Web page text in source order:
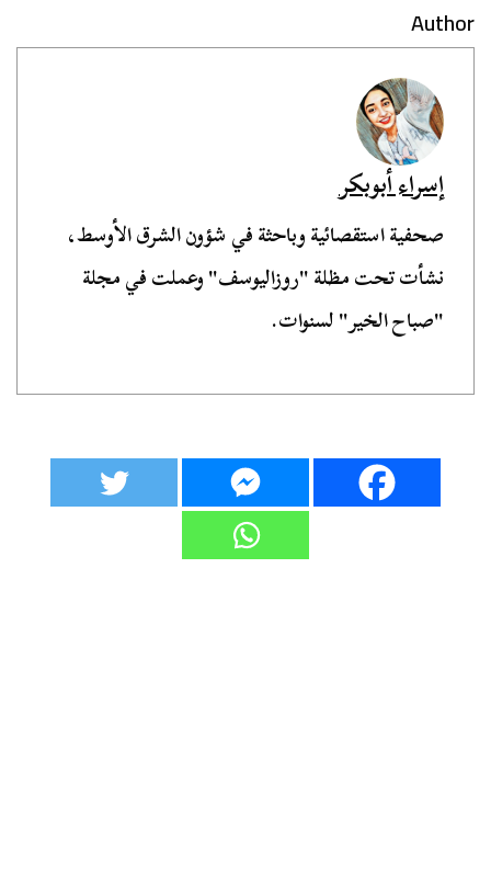
Author
إسراء أبوبكر
صحفية استقصائية وباحثة في شؤون الشرق الأوسط،
نشأت تحت مظلة "روزاليوسف" وعملت في مجلة
"صباح الخير" لسنوات.